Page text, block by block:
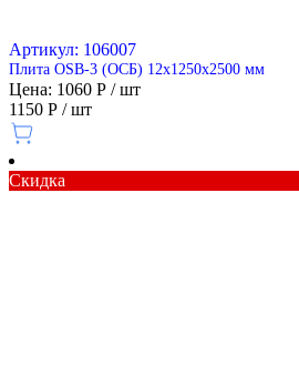
Артикул: 106007
Плита OSB-3 (ОСБ) 12х1250х2500 мм
Цена: 1060 Р / шт
1150 Р / шт
Скидка